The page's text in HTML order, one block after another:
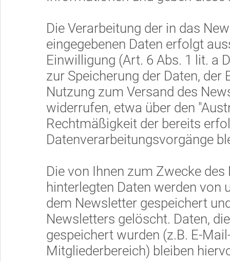
Die Verarbeitung der in das
eingegebenen Daten erfolgt
Einwilligung (Art. 6 Abs. 1 lit. a
zur Speicherung der Daten, der
Nutzung zum Versand des
widerrufen, etwa über den
Rechtmäßigkeit der bereits
Datenverarbeitungsvorgänge
Die von Ihnen zum Zwecke
hinterlegten Daten werden von
dem Newsletter gespeichert
Newsletters gelöscht. Daten,
gespeichert wurden (z.B. E-
Mitgliederbereich) bleiben